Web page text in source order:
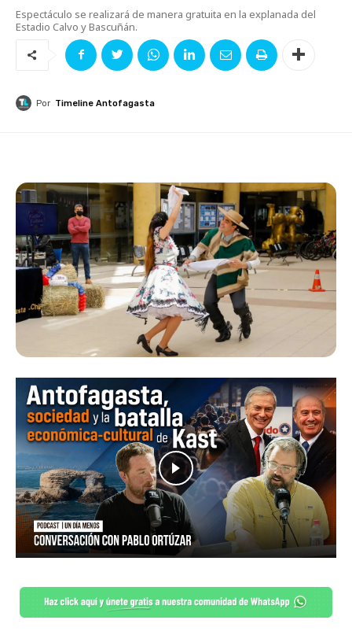
Espectáculo se realizará de manera gratuita en la explanada del
Estadio Calvo y Bascuñán.
Por Timeline Antofagasta